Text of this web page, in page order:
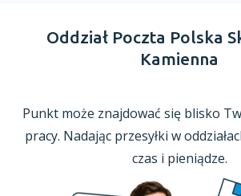
Oddział Poczta Polska
Kamienna
Punkt może znajdować się blisko
pracy. Nadając przesyłki w
czas i pieniądze.